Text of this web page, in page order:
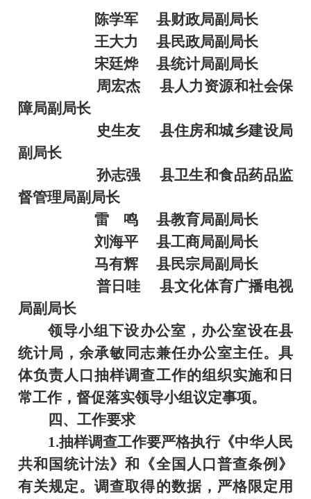
陈学军
县财政局副局长
王大力
县民政局副局长
宋廷烨
县统计局副局长
周宏杰
县人力资源和社会保
障局副局长
史生友
县住房和城乡建设局
副局长
孙志强
县卫生和食品药品监
督管理局副局长
雷
鸣
县教育局副局长
刘海平
县工商局副局长
马有辉
县民宗局副局长
普日哇
县文化体育广播电视
局副局长
领导小组下设办公室，办公室设在县
统计局，余承敏同志兼任办公室主任。 具
体负责人口抽样调查工作的组织实施和日
常工作，督促落实领导小组议定事项。
四、工作要求
1.抽样调查工作要严格执行《中华人民
共和国统计法》和《全国人口普查条例》
有关规定。调查取得的数据，严格限定用